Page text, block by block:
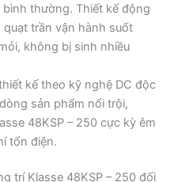
thường. Thiết kế động
trần vận hành suốt
không bị sinh nhiều
kế theo kỹ nghệ DC độc
sản phẩm nổi trội,
48KSP – 250 cực kỳ êm
tổn điện.
trí Klasse 48KSP – 250 đối